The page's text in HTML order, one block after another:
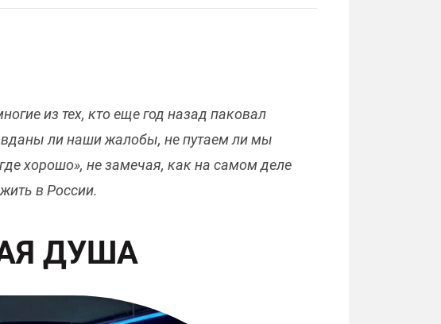
из тех, кто еще год назад паковал
ли наши жалобы, не путаем ли мы
хорошо», не замечая, как на самом деле
в России.
ДУША